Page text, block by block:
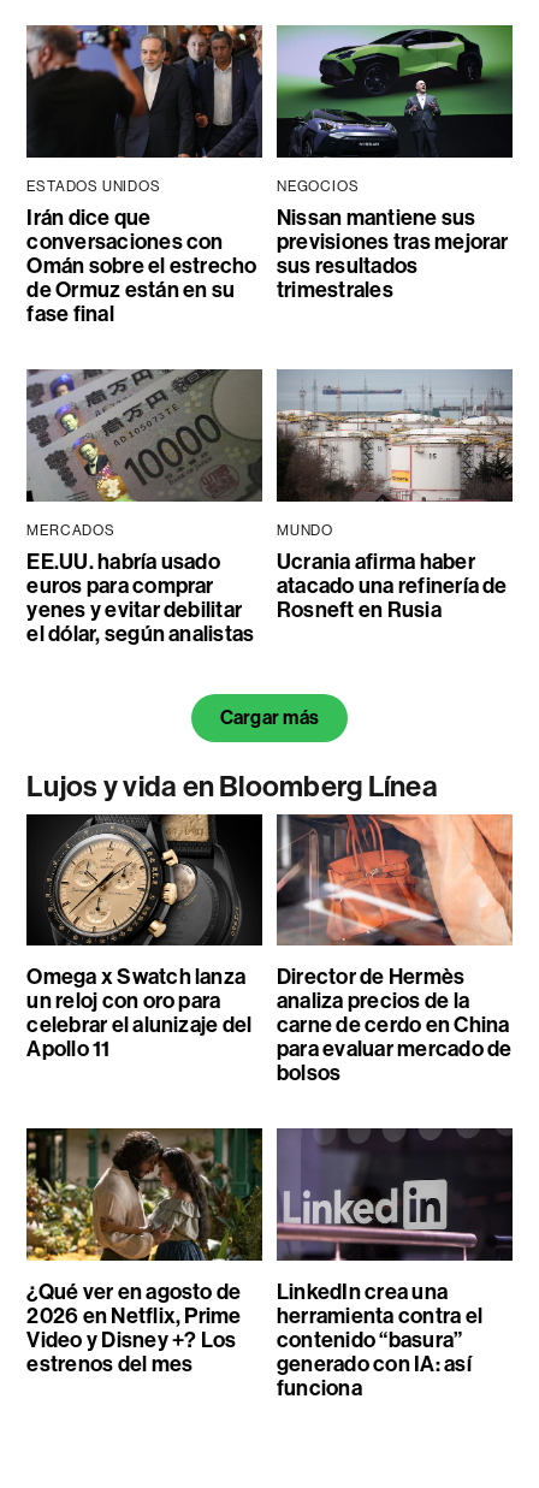
ESTADOS UNIDOS
Irán dice que
conversaciones con
Omán sobre el estrecho
de Ormuz están en su
fase final
NEGOCIOS
Nissan mantiene sus
previsiones tras mejorar
sus resultados
trimestrales
MERCADOS
EE.UU. habría usado
euros para comprar
yenes y evitar debilitar
el dólar, según analistas
MUNDO
Ucrania afirma haber
atacado una refinería de
Rosneft en Rusia
Cargar más
Lujos y vida en Bloomberg Línea
Omega x Swatch lanza
un reloj con oro para
celebrar el alunizaje del
Apollo 11
Director de Hermès
analiza precios de la
carne de cerdo en China
para evaluar mercado de
bolsos
¿Qué ver en agosto de
2026 en Netflix, Prime
Video y Disney +? Los
estrenos del mes
LinkedIn crea una
herramienta contra el
contenido “basura”
generado con IA: así
funciona